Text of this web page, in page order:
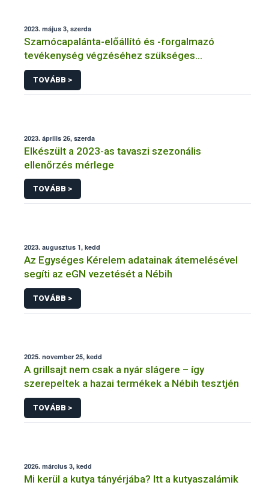
2023. május 3, szerda
Szamócapalánta-előállító és -forgalmazó
tevékenység végzéséhez szükséges
gyümölcsfaiskolai engedélyről tájékoztat a Nébih
TOVÁBB >
2023. április 26, szerda
Elkészült a 2023-as tavaszi szezonális
ellenőrzés mérlege
TOVÁBB >
2023. augusztus 1, kedd
Az Egységes Kérelem adatainak átemelésével
segíti az eGN vezetését a Nébih
TOVÁBB >
2025. november 25, kedd
A grillsajt nem csak a nyár slágere – így
szerepeltek a hazai termékek a Nébih tesztjén
TOVÁBB >
2026. március 3, kedd
Mi kerül a kutya tányérjába? Itt a kutyaszalámik